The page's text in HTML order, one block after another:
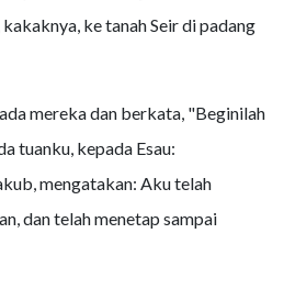
ke tanah Seir di padang
mereka dan berkata, "Beginilah
tuanku, kepada Esau:
mengatakan: Aku telah
dan telah menetap sampai